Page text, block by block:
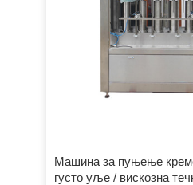
Машина за пуњење
густо уље / вискозна